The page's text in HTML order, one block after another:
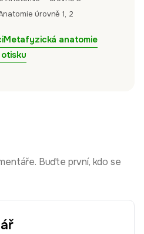
úrovně 1, 2
Metafyzická anatomie
Buďte první, kdo se